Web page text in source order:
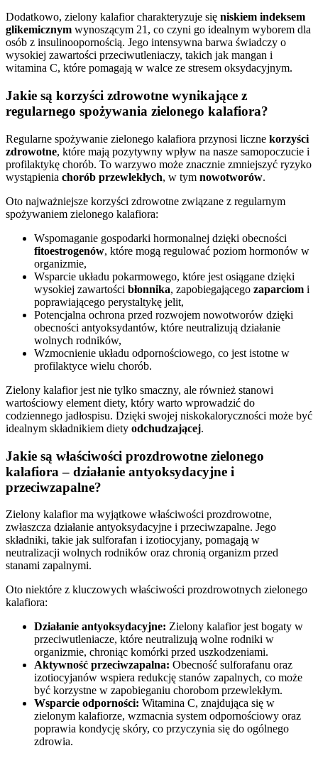
Dodatkowo, zielony kalafior charakteryzuje się niskiem indeksem
glikemicznym wynoszącym 21, co czyni go idealnym wyborem dla
osób z insulinoopornością. Jego intensywna barwa świadczy o
wysokiej zawartości przeciwutleniaczy, takich jak mangan i
witamina C, które pomagają w walce ze stresem oksydacyjnym.
Jakie są korzyści zdrowotne wynikające z
regularnego spożywania zielonego kalafiora?
Regularne spożywanie zielonego kalafiora przynosi liczne korzyści
zdrowotne, które mają pozytywny wpływ na nasze samopoczucie i
profilaktykę chorób. To warzywo może znacznie zmniejszyć ryzyko
wystąpienia chorób przewlekłych, w tym nowotworów.
Oto najważniejsze korzyści zdrowotne związane z regularnym
spożywaniem zielonego kalafiora:
Wspomaganie gospodarki hormonalnej dzięki obecności
fitoestrogenów, które mogą regulować poziom hormonów w
organizmie,
Wsparcie układu pokarmowego, które jest osiągane dzięki
wysokiej zawartości błonnika, zapobiegającego zaparciom i
poprawiającego perystaltykę jelit,
Potencjalna ochrona przed rozwojem nowotworów dzięki
obecności antyoksydantów, które neutralizują działanie
wolnych rodników,
Wzmocnienie układu odpornościowego, co jest istotne w
profilaktyce wielu chorób.
Zielony kalafior jest nie tylko smaczny, ale również stanowi
wartościowy element diety, który warto wprowadzić do
codziennego jadłospisu. Dzięki swojej niskokaloryczności może być
idealnym składnikiem diety odchudzającej.
Jakie są właściwości prozdrowotne zielonego
kalafiora – działanie antyoksydacyjne i
przeciwzapalne?
Zielony kalafior ma wyjątkowe właściwości prozdrowotne,
zwłaszcza działanie antyoksydacyjne i przeciwzapalne. Jego
składniki, takie jak sulforafan i izotiocyjany, pomagają w
neutralizacji wolnych rodników oraz chronią organizm przed
stanami zapalnymi.
Oto niektóre z kluczowych właściwości prozdrowotnych zielonego
kalafiora:
Działanie antyoksydacyjne: Zielony kalafior jest bogaty w
przeciwutleniacze, które neutralizują wolne rodniki w
organizmie, chroniąc komórki przed uszkodzeniami.
Aktywność przeciwzapalna: Obecność sulforafanu oraz
izotiocyjanów wspiera redukcję stanów zapalnych, co może
być korzystne w zapobieganiu chorobom przewlekłym.
Wsparcie odporności: Witamina C, znajdująca się w
zielonym kalafiorze, wzmacnia system odpornościowy oraz
poprawia kondycję skóry, co przyczynia się do ogólnego
zdrowia.